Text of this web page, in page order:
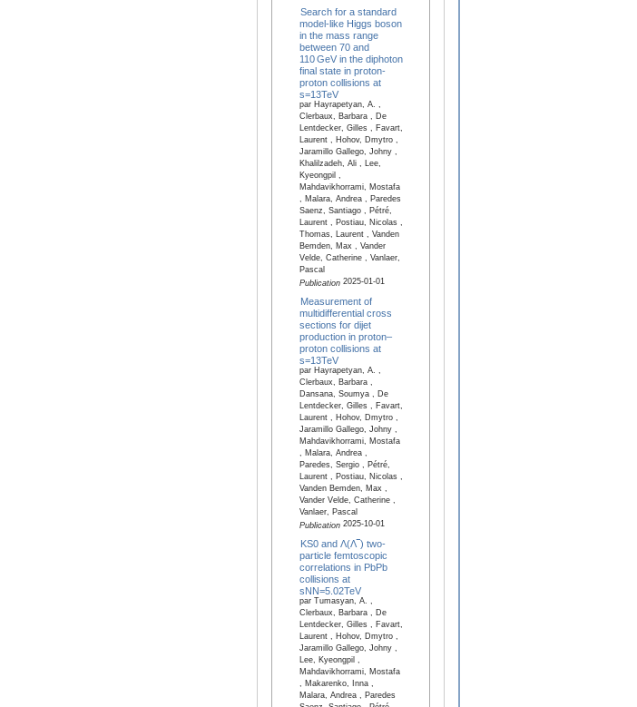
Search for a standard
model-like Higgs boson
in the mass range
between 70 and
110 GeV in the diphoton
final state in proton-
proton collisions at
s=13TeV
par Hayrapetyan, A. ,
Clerbaux, Barbara , De
Lentdecker, Gilles , Favart,
Laurent , Hohov, Dmytro ,
Jaramillo Gallego, Johny ,
Khalilzadeh, Ali , Lee,
Kyeongpil ,
Mahdavikhorrami, Mostafa
, Malara, Andrea , Paredes
Saenz, Santiago , Pétré,
Laurent , Postiau, Nicolas ,
Thomas, Laurent , Vanden
Bemden, Max , Vander
Velde, Catherine , Vanlaer,
Pascal
Publication2025-01-01
Measurement of
multidifferential cross
sections for dijet
production in proton–
proton collisions at
s=13TeV
par Hayrapetyan, A. ,
Clerbaux, Barbara ,
Dansana, Soumya , De
Lentdecker, Gilles , Favart,
Laurent , Hohov, Dmytro ,
Jaramillo Gallego, Johny ,
Mahdavikhorrami, Mostafa
, Malara, Andrea ,
Paredes, Sergio , Pétré,
Laurent , Postiau, Nicolas ,
Vanden Bemden, Max ,
Vander Velde, Catherine ,
Vanlaer, Pascal
Publication2025-10-01
KS0 and Λ(Λ‾) two-
particle femtoscopic
correlations in PbPb
collisions at
sNN=5.02TeV
par Tumasyan, A. ,
Clerbaux, Barbara , De
Lentdecker, Gilles , Favart,
Laurent , Hohov, Dmytro ,
Jaramillo Gallego, Johny ,
Lee, Kyeongpil ,
Mahdavikhorrami, Mostafa
, Makarenko, Inna ,
Malara, Andrea , Paredes